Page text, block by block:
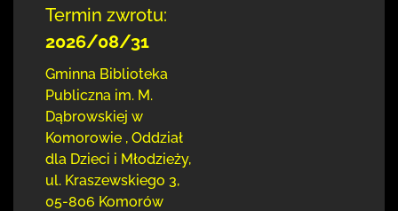
Termin zwrotu:
2026/08/31
Gminna Biblioteka
Publiczna im. M.
Dąbrowskiej w
Komorowie , Oddział
dla Dzieci i Młodzieży,
ul. Kraszewskiego 3,
05-806 Komorów